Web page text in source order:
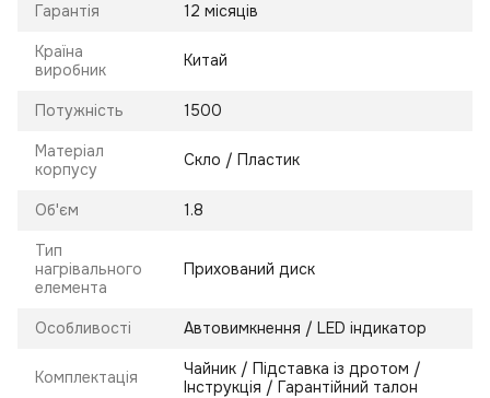
Гарантія 12 місяців
Країна
виробник
Китай
Потужність 1500
Матеріал
корпусу
Скло / Пластик
Об'єм 1.8
Тип
нагрівального
елемента
Прихований диск
Особливості Автовимкнення / LED індикатор
Комплектація
Чайник / Підставка із дротом /
Інструкція / Гарантійний талон